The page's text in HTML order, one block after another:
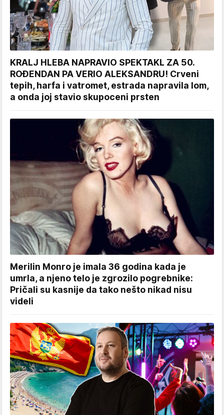
KRALJ HLEBA NAPRAVIO SPEKTAKL ZA 50.
ROĐENDAN PA VERIO ALEKSANDRU! Crveni
tepih, harfa i vatromet, estrada napravila lom,
a onda joj stavio skupoceni prsten
Merilin Monro je imala 36 godina kada je
umrla, a njeno telo je zgrozilo pogrebnike:
Pričali su kasnije da tako nešto nikad nisu
videli